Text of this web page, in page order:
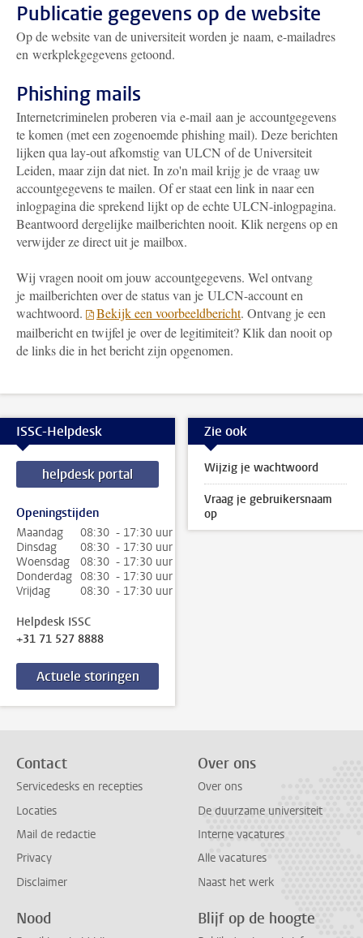
Publicatie gegevens op de website
Op de website van de universiteit worden je naam, e-mailadres
en werkplekgegevens getoond.
Phishing mails
Internetcriminelen proberen via e-mail aan je accountgegevens
te komen (met een zogenoemde phishing mail). Deze berichten
lijken qua lay-out afkomstig van ULCN of de Universiteit
Leiden, maar zijn dat niet. In zo'n mail krijg je de vraag uw
accountgegevens te mailen. Of er staat een link in naar een
inlogpagina die sprekend lijkt op de echte ULCN-inlogpagina.
Beantwoord dergelijke mailberichten nooit. Klik nergens op en
verwijder ze direct uit je mailbox.
Wij vragen nooit om jouw accountgegevens. Wel ontvang
je mailberichten over de status van je ULCN-account en
wachtwoord.
Bekijk een voorbeeldbericht. Ontvang je een
mailbericht en twijfel je over de legitimiteit? Klik dan nooit op
de links die in het bericht zijn opgenomen.
ISSC-Helpdesk
helpdesk portal
Openingstijden
Maandag
08:30 - 17:30 uur
Dinsdag
08:30 - 17:30 uur
Woensdag
08:30 - 17:30 uur
Donderdag 08:30 - 17:30 uur
Vrijdag
08:30 - 17:30 uur
Helpdesk ISSC
+31 71 527 8888
Actuele storingen
Zie ook
Wijzig je wachtwoord
Vraag je gebruikersnaam
op
Contact
Servicedesks en recepties
Locaties
Mail de redactie
Privacy
Disclaimer
Over ons
Over ons
De duurzame universiteit
Interne vacatures
Alle vacatures
Naast het werk
Nood Blijf op de hoogte